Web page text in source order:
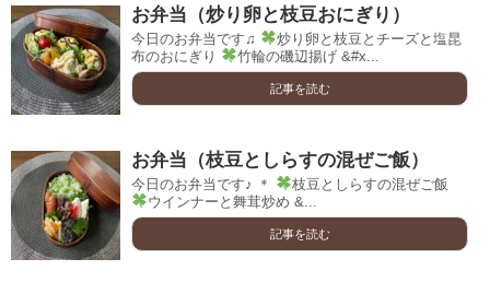
お弁当（炒り卵と枝豆おにぎり）
今日のお弁当です♫
炒り卵と枝豆とチーズと塩昆
布のおにぎり
竹輪の磯辺揚げ &#x...
記事を読む
お弁当（枝豆としらすの混ぜご飯）
今日のお弁当です♪ ＊
枝豆としらすの混ぜご飯
ウインナーと舞茸炒め &...
記事を読む